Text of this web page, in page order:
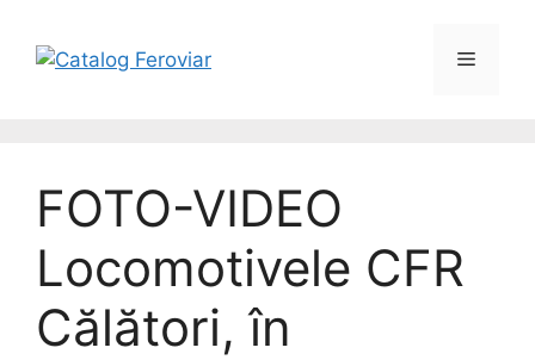
FOTO-VIDEO
Locomotivele CFR
Călători, în